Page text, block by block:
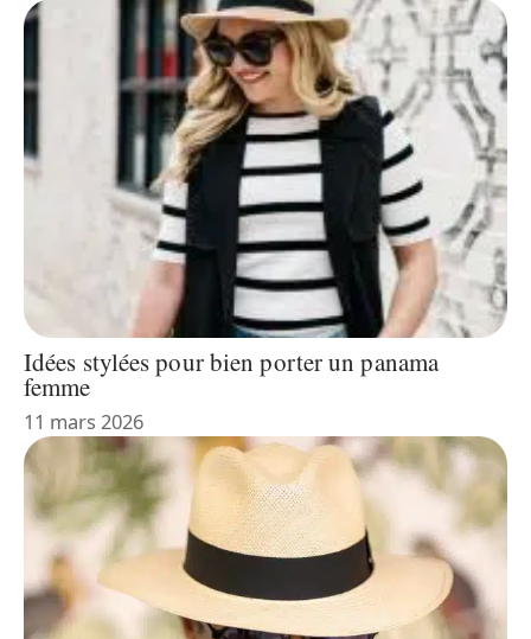
Idées stylées pour bien porter un panama
femme
11 mars 2026